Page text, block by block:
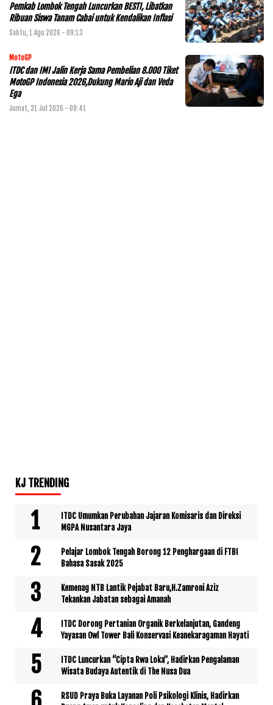
Pemkab Lombok Tengah Luncurkan BESTI, Libatkan
Ribuan Siswa Tanam Cabai untuk Kendalikan Inflasi
Sabtu, 1 Agu 2026 - 09:13
MotoGP
ITDC dan IMI Jalin Kerja Sama Pembelian 8.000 Tiket
MotoGP Indonesia 2026,Dukung Mario Aji dan Veda
Ega
Jumat, 31 Jul 2026 - 09:41
KJ TRENDING
ITDC Umumkan Perubahan Jajaran Komisaris dan Direksi
MGPA Nusantara Jaya
Pelajar Lombok Tengah Borong 12 Penghargaan di FTBI
Bahasa Sasak 2025
Kemenag NTB Lantik Pejabat Baru,H.Zamroni Aziz
Tekankan Jabatan sebagai Amanah
ITDC Dorong Pertanian Organik Berkelanjutan, Gandeng
Yayasan Owl Tower Bali Konservasi Keanekaragaman Hayati
ITDC Luncurkan “Cipta Rwa Loka”, Hadirkan Pengalaman
Wisata Budaya Autentik di The Nusa Dua
RSUD Praya Buka Layanan Poli Psikologi Klinis, Hadirkan